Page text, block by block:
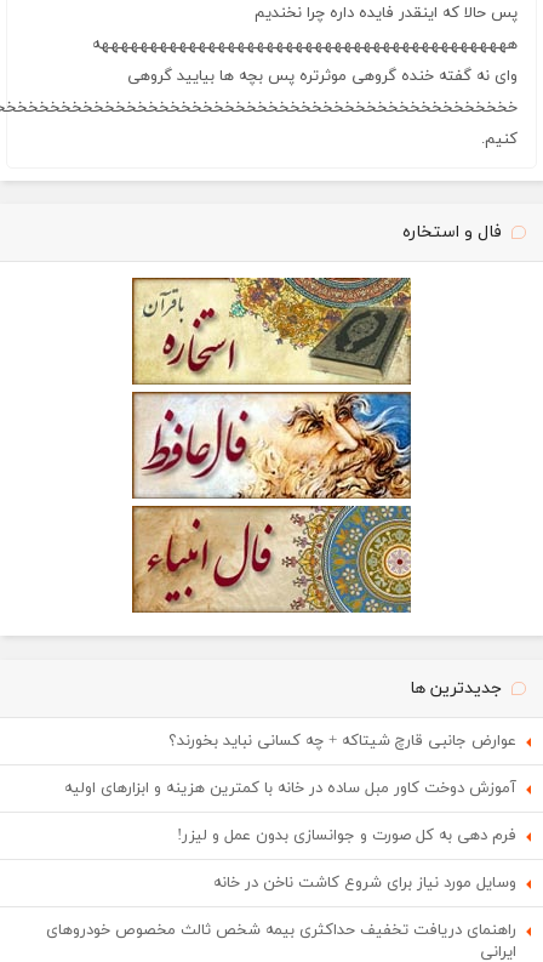
پس حالا که اینقدر فایده داره چرا نخندیم
هههههههههههههههههههههههههههههههههههههههههههه
وای نه گفته خنده گروهی موثرتره پس بچه ها بیایید گروهی
کنیم.
فال و استخاره
جدیدترین ها
عوارض جانبی قارچ شیتاکه + چه کسانی نباید بخورند؟
آموزش دوخت کاور مبل ساده در خانه با کمترین هزینه و ابزارهای اولیه
فرم دهی به کل صورت و جوانسازی بدون عمل و لیزر!
وسایل مورد نیاز برای شروع کاشت ناخن در خانه
راهنمای دریافت تخفیف حداکثری بیمه شخص ثالث مخصوص خودروهای
ایرانی